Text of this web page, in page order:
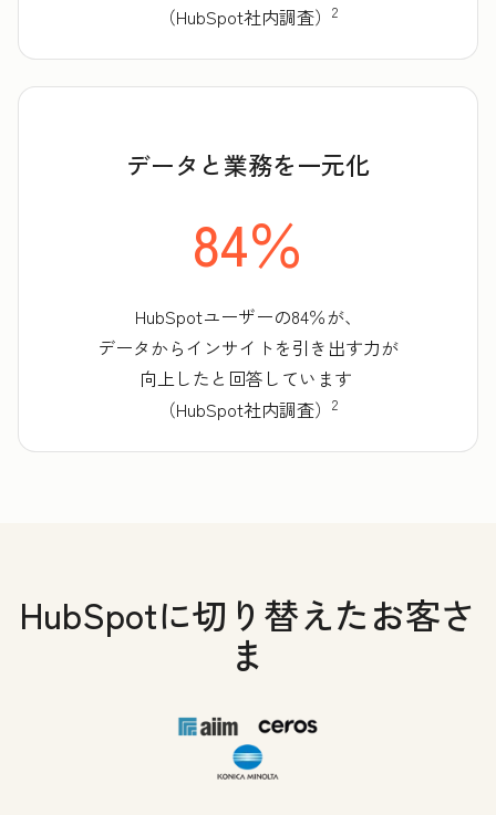
（HubSpot社内調査）
2
データと業務を一元化
84％
HubSpotユーザーの84％が、
データからインサイトを引き出す力が
向上したと回答しています
（HubSpot社内調査）
2
HubSpotに切り替えたお客さ
ま